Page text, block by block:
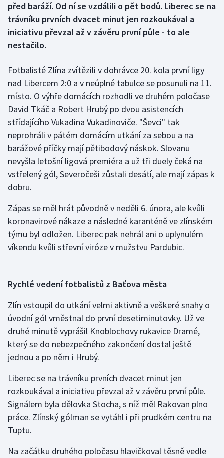
Curling
Dostihy
Florbal
Golf
Gymnastika
Házená
Jezdectví
Judo
Krasobruslení
Lyže a snowboard
Moderní pětiboj
Motorsport
Olympijské hry
Parasport
Plavání
Plážový volejbal
Ragby
před baráží. Od ní se vzdálili o pět bodů. Liberec se na
trávníku prvních dvacet minut jen rozkoukával a
iniciativu převzal až v závěru první půle - to ale
nestačilo.
Fotbalisté Zlína zvítězili v dohrávce 20. kola první ligy
nad Libercem 2:0 a v neúplné tabulce se posunuli na 11.
místo. O výhře domácích rozhodli ve druhém poločase
David Tkáč a Robert Hrubý po dvou asistencích
střídajícího Vukadina Vukadinoviče. "Ševci" tak
neprohráli v pátém domácím utkání za sebou a na
barážové příčky mají pětibodový náskok. Slovanu
nevyšla letošní ligová premiéra a už tři duely čeká na
vstřelený gól, Severočeši zůstali desátí, ale mají zápas k
dobru.
Zápas se měl hrát původně v neděli 6. února, ale kvůli
koronavirové nákaze a následné karanténě ve zlínském
týmu byl odložen. Liberec pak nehrál ani o uplynulém
víkendu kvůli střevní viróze v mužstvu Pardubic.
Rychlé vedení fotbalistů z Baťova města
Zlín vstoupil do utkání velmi aktivně a veškeré snahy o
úvodní gól vměstnal do první desetiminutovky. Už ve
druhé minutě vyprášil Knoblochovy rukavice Dramé,
který se do nebezpečného zakončení dostal ještě
jednou a po něm i Hrubý.
Liberec se na trávníku prvních dvacet minut jen
rozkoukával a iniciativu převzal až v závěru první půle.
Signálem byla dělovka Stocha, s níž měl Rakovan plno
práce. Zlínský gólman se vytáhl i při prudkém centru na
Tuptu.
Na začátku druhého poločasu hlavičkoval těsně vedle